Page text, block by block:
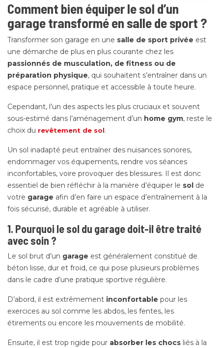
Comment bien équiper le sol d’un
garage transformé en salle de sport ?
Transformer son garage en une salle de sport privée est
une démarche de plus en plus courante chez les
passionnés de musculation, de fitness ou de
préparation physique, qui souhaitent s’entraîner dans un
espace personnel, pratique et accessible à toute heure.
Cependant, l’un des aspects les plus cruciaux et souvent
sous-estimé dans l’aménagement d’un home gym, reste le
choix du revêtement de sol.
Un sol inadapté peut entraîner des nuisances sonores,
endommager vos équipements, rendre vos séances
inconfortables, voire provoquer des blessures. Il est donc
essentiel de bien réfléchir à la manière d’équiper le sol de
votre garage afin d’en faire un espace d’entraînement à la
fois sécurisé, durable et agréable à utiliser.
1. Pourquoi le sol du garage doit-il être traité
avec soin ?
Le sol brut d’un garage est généralement constitué de
béton lisse, dur et froid, ce qui pose plusieurs problèmes
dans le cadre d’une pratique sportive régulière.
D’abord, il est extrêmement inconfortable pour les
exercices au sol comme les abdos, les fentes, les
étirements ou encore les mouvements de mobilité.
Ensuite, il est trop rigide pour absorber les chocs liés à la